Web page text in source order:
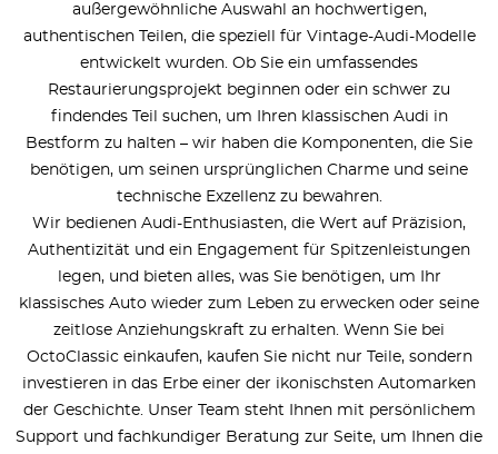
außergewöhnliche Auswahl an hochwertigen,
authentischen Teilen, die speziell für Vintage-Audi-Modelle
entwickelt wurden. Ob Sie ein umfassendes
Restaurierungsprojekt beginnen oder ein schwer zu
findendes Teil suchen, um Ihren klassischen Audi in
Bestform zu halten – wir haben die Komponenten, die Sie
benötigen, um seinen ursprünglichen Charme und seine
technische Exzellenz zu bewahren.
Wir bedienen Audi-Enthusiasten, die Wert auf Präzision,
Authentizität und ein Engagement für Spitzenleistungen
legen, und bieten alles, was Sie benötigen, um Ihr
klassisches Auto wieder zum Leben zu erwecken oder seine
zeitlose Anziehungskraft zu erhalten. Wenn Sie bei
OctoClassic einkaufen, kaufen Sie nicht nur Teile, sondern
investieren in das Erbe einer der ikonischsten Automarken
der Geschichte. Unser Team steht Ihnen mit persönlichem
Support und fachkundiger Beratung zur Seite, um Ihnen die